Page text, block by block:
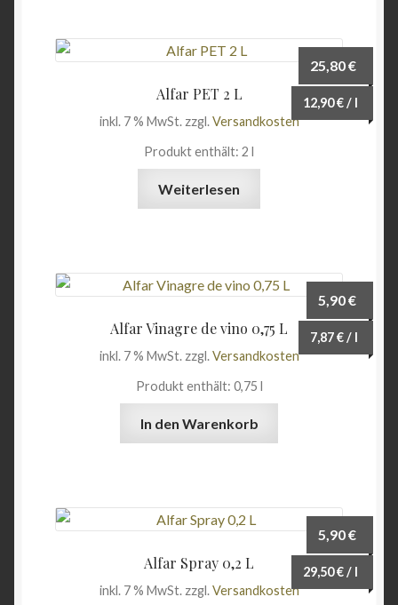
Alfar PET 2 L
25,80€
12,90€/ l
inkl. 7 % MwSt. zzgl.Versandkosten
Produkt enthält: 2 l
Weiterlesen
Alfar Vinagre de vino 0,75 L
5,90€
7,87€/ l
inkl. 7 % MwSt. zzgl.Versandkosten
Produkt enthält: 0,75 l
In den Warenkorb
Alfar Spray 0,2 L
5,90€
29,50€/ l
inkl. 7 % MwSt. zzgl.Versandkosten